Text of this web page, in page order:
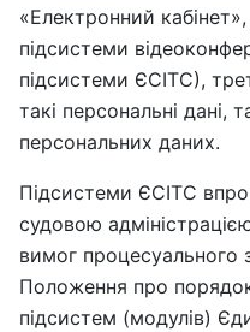
«Електронний
підсистеми
підсистеми ЄСІТС),
такі персональні дані,
персональних даних.
Підсистеми ЄСІТС
судовою
вимог процесуального
Положення про
підсистем (модулів)